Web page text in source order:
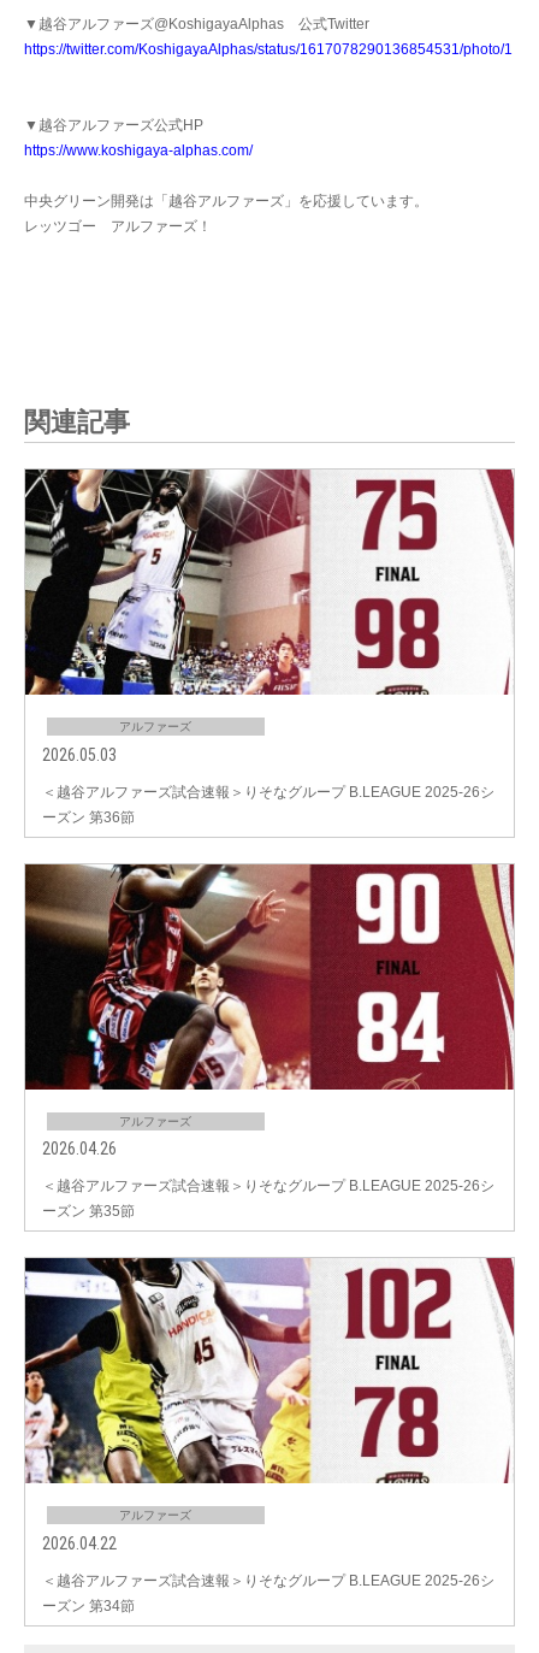
▼越谷アルファーズ@KoshigayaAlphas 公式Twitter
https://twitter.com/KoshigayaAlphas/status/1617078290136854531/photo/1
▼越谷アルファーズ公式HP
https://www.koshigaya-alphas.com/
中央グリーン開発は「越谷アルファーズ」を応援しています。
レッツゴー アルファーズ！
関連記事
アルファーズ
2026.05.03
＜越谷アルファーズ試合速報＞りそなグループ B.LEAGUE 2025-26シ
ーズン 第36節
アルファーズ
2026.04.26
＜越谷アルファーズ試合速報＞りそなグループ B.LEAGUE 2025-26シ
ーズン 第35節
アルファーズ
2026.04.22
＜越谷アルファーズ試合速報＞りそなグループ B.LEAGUE 2025-26シ
ーズン 第34節